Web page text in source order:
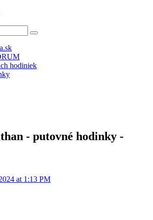
hodiniek
- putovné hodinky -
at 1:13 PM